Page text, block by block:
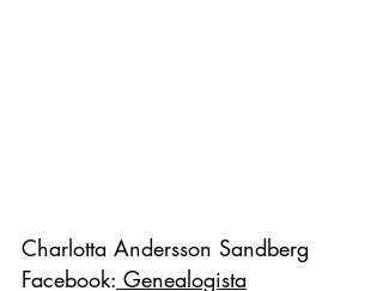
Charlotta Andersson Sandberg
Facebook: Genealogista